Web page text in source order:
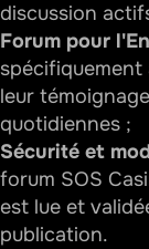
discussion
Forum pour
leur
quotidiennes ;
Sécurité et
forum SOS
est lue et
publication.